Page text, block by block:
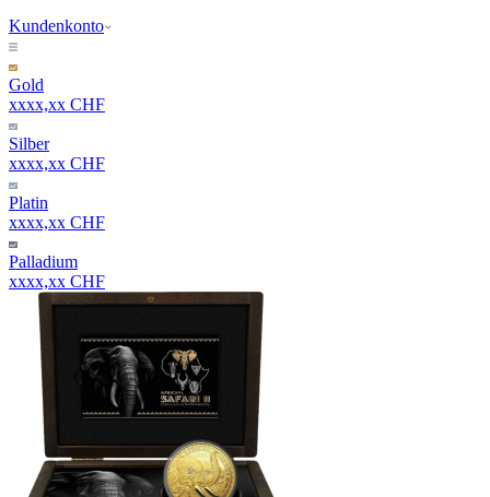
Kundenkonto
Gold
xxxx,xx CHF
Silber
xxxx,xx CHF
Platin
xxxx,xx CHF
Palladium
xxxx,xx CHF